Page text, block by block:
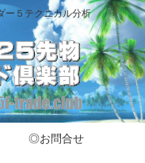
ー５テクニカル分析
◎お問合せ